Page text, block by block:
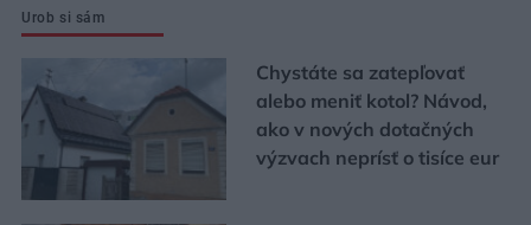
Urob si sám
Chystáte sa zatepľovať
alebo meniť kotol? Návod,
ako v nových dotačných
výzvach neprísť o tisíce eur